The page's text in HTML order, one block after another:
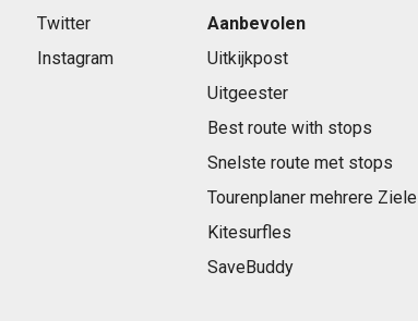
Twitter
Instagram
Aanbevolen
Uitkijkpost
Uitgeester
Best route with stops
Snelste route met stops
Tourenplaner mehrere Ziele
Kitesurfles
SaveBuddy